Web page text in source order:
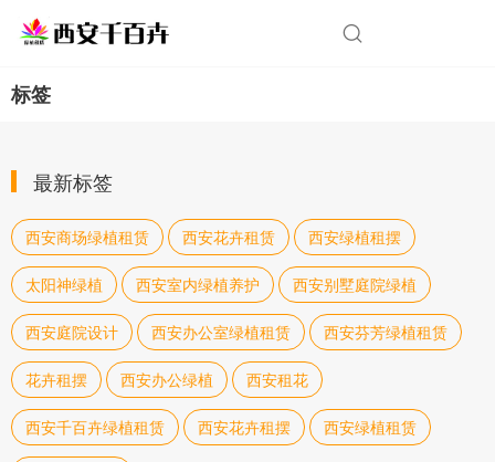
标签
最新标签
西安商场绿植租赁 西安花卉租赁 西安绿植租摆
太阳神绿植 西安室内绿植养护 西安别墅庭院绿植
西安庭院设计 西安办公室绿植租赁 西安芬芳绿植租赁
花卉租摆 西安办公绿植 西安租花
西安千百卉绿植租赁 西安花卉租摆 西安绿植租赁